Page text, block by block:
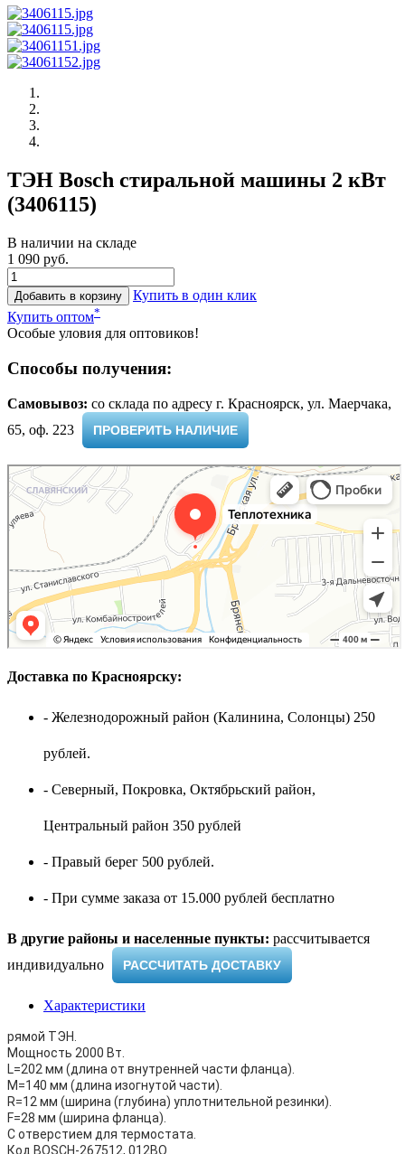
ТЭН Bosch стиральной машины 2 кВт
(3406115)
В наличии на складе
1 090 руб.
Добавить в корзину
Купить в один клик
Купить оптом*
Особые уловия для оптовиков!
Способы получения:
Самовывоз: cо склада по адресу г. Красноярск, ул. Маерчака,
65, оф. 223 ​
ПРОВЕРИТЬ НАЛИЧИЕ
Доставка по Красноярску:
- Железнодорожный район (Калинина, Солонцы) 250
рублей.
- Северный, Покровка, Октябрьский район,
Центральный район 350 рублей
- Правый берег 500 рублей.
- При сумме заказа от 15.000 рублей бесплатно
В другие районы и населенные пункты: рассчитывается
индивидуально ​
РАССЧИТАТЬ ДОСТАВКУ
Характеристики
рямой ТЭН.
Мощность 2000 Вт.
L=202 мм (длина от внутренней части фланца).
M=140 мм (длина изогнутой части).
R=12 мм (ширина (глубина) уплотнительной резинки).
F=28 мм (ширина фланца).
С отверстием для термостата.
Код BOSCH-267512, 012BO